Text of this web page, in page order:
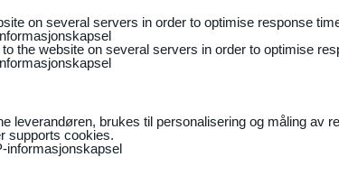
on several servers in order to optimise response
the website on several servers in order to optimise
leverandøren, brukes til personalisering og måling
supports cookies.
informasjonskapsel